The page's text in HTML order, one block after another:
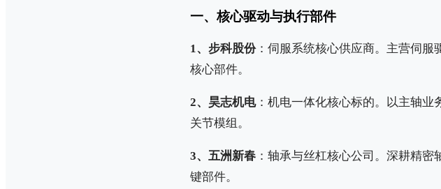
一、核心驱动与执行部件
1、步科股份：伺服系统核心供应商。主营伺服
核心部件。
2、昊志机电：机电一体化核心标的。以主轴业
关节模组。
3、五洲新春 ：轴承与丝杠核心公司。深耕精
键部件。